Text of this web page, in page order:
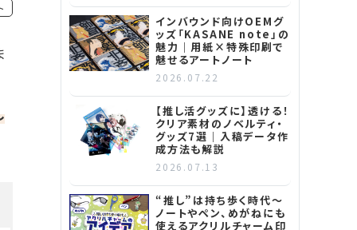
インバウンド向けOEMグ
ッズ「KASANE note」の
魅力｜用紙×特殊印刷で
魅せるアートノート
2026.07.22
【推し活グッズに】透ける！
クリア素材のノベルティ・
グッズ7選｜入稿データ作
成方法も解説
2026.07.13
“推し”は持ち歩く時代～
ノートやペン、めがねにも
使えるアクリルチャーム印